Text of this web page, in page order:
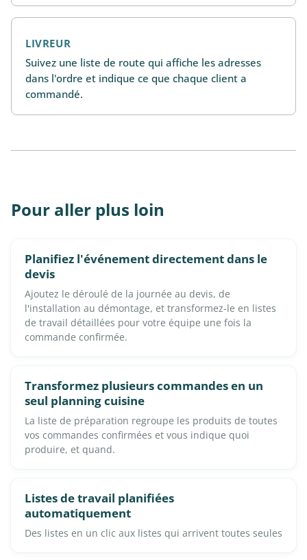
LIVREUR
Suivez une liste de route qui affiche les adresses
dans l'ordre et indique ce que chaque client a
commandé.
Pour aller plus loin
Planifiez l'événement directement dans le
devis
Ajoutez le déroulé de la journée au devis, de
l'installation au démontage, et transformez-le en listes
de travail détaillées pour votre équipe une fois la
commande confirmée.
Transformez plusieurs commandes en un
seul planning cuisine
La liste de préparation regroupe les produits de toutes
vos commandes confirmées et vous indique quoi
produire, et quand.
Listes de travail planifiées
automatiquement
Des listes en un clic aux listes qui arrivent toutes seules